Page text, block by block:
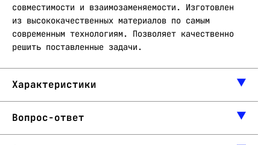
совместимости и взаимозаменяемости. Изготовлен
из высококачественных материалов по самым
современным технологиям. Позволяет качественно
решить поставленные задачи.
Характеристики
Вопрос-ответ